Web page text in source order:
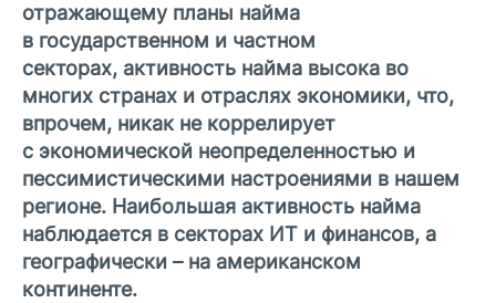
отражающему планы найма
в государственном и частном
секторах, активность найма высока во
многих странах и отраслях экономики, что,
впрочем, никак не коррелирует
с экономической неопределенностью и
пессимистическими настроениями в нашем
регионе. Наибольшая активность найма
наблюдается в секторах ИТ и финансов, а
географически – на американском
континенте.